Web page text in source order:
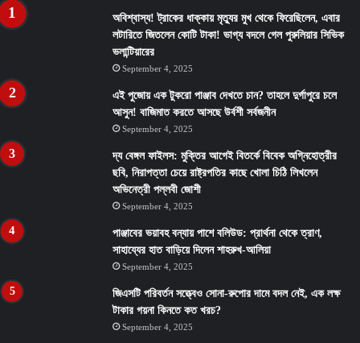
অবিশ্বাস্য! ট্রাকের ধাক্কায় মৃত্যুর মুখ থেকে ফিরেছিলেন, এবার
লটারিতে জিতলেন কোটি টাকা! ভাগ্য বদলে গেল পুরুলিয়ার সিভিক
ভলান্টিয়ারের
September 4, 2025
এই পুজোয় এক টুকরো পাঞ্জাব দেখতে চান? তাহলে দুর্গাপুরে চলে
আসুন! বাজিমাত করতে আসছে উর্বশী সর্বজনীন
September 4, 2025
দ্য বেঙ্গল ফাইলস: মুক্তির আগেই বিতর্কে বিবেক অগ্নিহোত্রীর
ছবি, নিরাপত্তা চেয়ে রাষ্ট্রপতির কাছে খোলা চিঠি লিখলেন
অভিনেত্রী পল্লবী জোশী
September 4, 2025
পাঞ্জাবের ভয়াবহ বন্যায় পাশে বলিউড: প্রার্থনা থেকে ত্রাণ,
সাহায্যের হাত বাড়িয়ে দিলেন শাহরুখ-আলিয়া
September 4, 2025
জিএসটি পরিবর্তন সত্ত্বেও সোনা-রুপোর দামে বদল নেই, এক লক্ষ
টাকার গয়না কিনতে কত খরচ?
September 4, 2025